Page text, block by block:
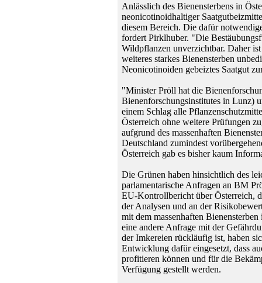
Anlässlich des Bienensterbens in
neonicotinoidhaltiger
diesem Bereich. Die dafür
fordert Pirklhuber. "Die
Wildpflanzen unverzichtbar. Daher
weiteres starkes Bienensterben
Neonicotinoiden gebeiztes Saatgut
"Minister Pröll hat die
Bienenforschungsinstitutes in Lunz)
einem Schlag alle
Österreich ohne weitere Prüfungen
aufgrund des massenhaften
Deutschland zumindest
Österreich gab es bisher kaum
Die Grünen haben hinsichtlich des
parlamentarische Anfragen an BM
EU-Kontrollbericht über Österreich,
der Analysen und an der
mit dem massenhaften
eine andere Anfrage mit der
der Imkereien rückläufig ist, haben
Entwicklung dafür eingesetzt, dass
profitieren können und für die
Verfügung gestellt werden.